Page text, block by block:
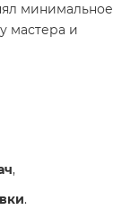
минимальное
мастера и
,
.